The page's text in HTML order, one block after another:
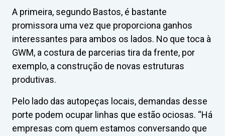
A primeira, segundo Bastos, é bastante
promissora uma vez que proporciona ganhos
interessantes para ambos os lados. No que toca à
GWM, a costura de parcerias tira da frente, por
exemplo, a construção de novas estruturas
produtivas.
Pelo lado das autopeças locais, demandas desse
porte podem ocupar linhas que estão ociosas. “Há
empresas com quem estamos conversando que